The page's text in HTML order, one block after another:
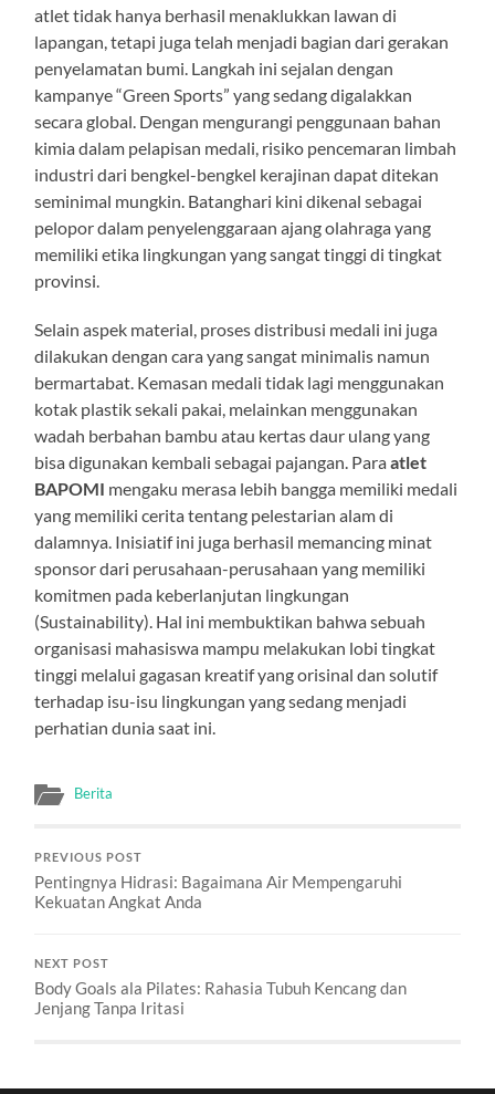
atlet tidak hanya berhasil menaklukkan lawan di
lapangan, tetapi juga telah menjadi bagian dari gerakan
penyelamatan bumi. Langkah ini sejalan dengan
kampanye “Green Sports” yang sedang digalakkan
secara global. Dengan mengurangi penggunaan bahan
kimia dalam pelapisan medali, risiko pencemaran limbah
industri dari bengkel-bengkel kerajinan dapat ditekan
seminimal mungkin. Batanghari kini dikenal sebagai
pelopor dalam penyelenggaraan ajang olahraga yang
memiliki etika lingkungan yang sangat tinggi di tingkat
provinsi.
Selain aspek material, proses distribusi medali ini juga
dilakukan dengan cara yang sangat minimalis namun
bermartabat. Kemasan medali tidak lagi menggunakan
kotak plastik sekali pakai, melainkan menggunakan
wadah berbahan bambu atau kertas daur ulang yang
bisa digunakan kembali sebagai pajangan. Paraatlet
BAPOMI mengaku merasa lebih bangga memiliki medali
yang memiliki cerita tentang pelestarian alam di
dalamnya. Inisiatif ini juga berhasil memancing minat
sponsor dari perusahaan-perusahaan yang memiliki
komitmen pada keberlanjutan lingkungan
(Sustainability). Hal ini membuktikan bahwa sebuah
organisasi mahasiswa mampu melakukan lobi tingkat
tinggi melalui gagasan kreatif yang orisinal dan solutif
terhadap isu-isu lingkungan yang sedang menjadi
perhatian dunia saat ini.
Berita
PREVIOUS POST
Pentingnya Hidrasi: Bagaimana Air Mempengaruhi
Kekuatan Angkat Anda
NEXT POST
Body Goals ala Pilates: Rahasia Tubuh Kencang dan
Jenjang Tanpa Iritasi